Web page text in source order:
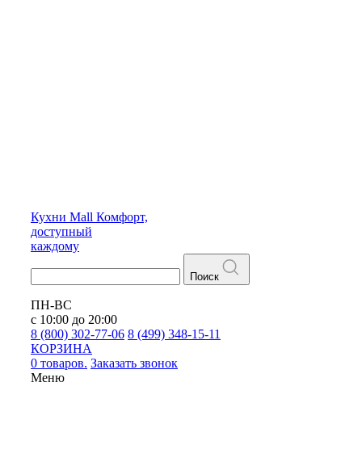
Кухни Mall Комфорт,
доступный
каждому
Поиск
ПН-ВС
с 10:00 до 20:00
8 (800) 302-77-06 8 (499) 348-15-11
КОРЗИНА
0 товаров. Заказать звонок
Меню